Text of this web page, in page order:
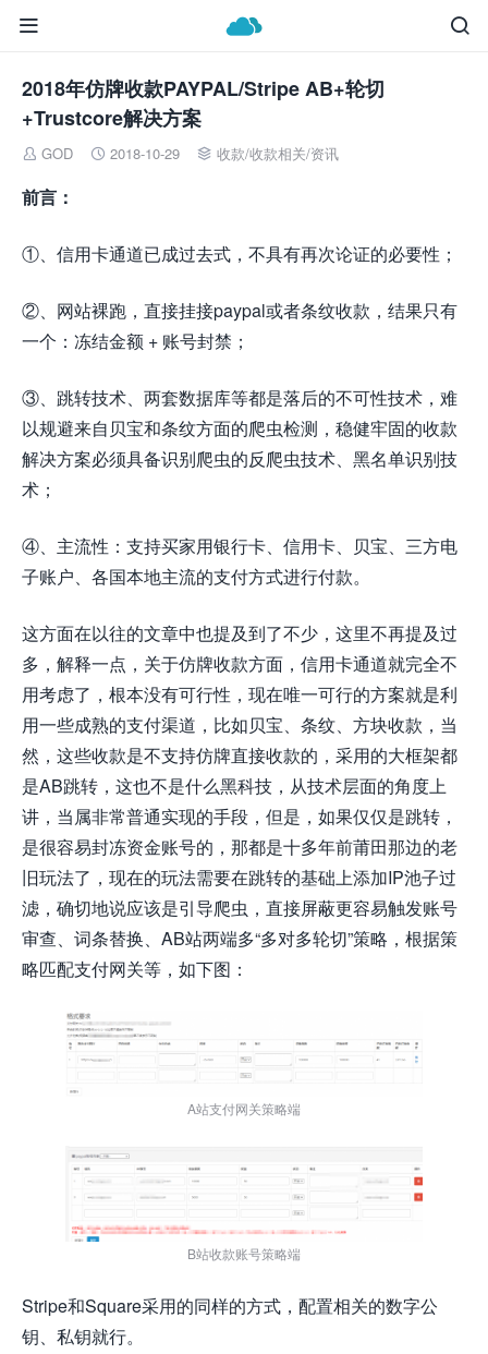


2018年仿牌收款PAYPAL/Stripe AB+轮切
+Trustcore解决方案
 GOD  2018-10-29  收款/收款相关/资讯
前言：
①、信用卡通道已成过去式，不具有再次论证的必要性；
②、网站裸跑，直接挂接paypal或者条纹收款，结果只有
一个：冻结金额 + 账号封禁；
③、跳转技术、两套数据库等都是落后的不可性技术，难
以规避来自贝宝和条纹方面的爬虫检测，稳健牢固的收款
解决方案必须具备识别爬虫的反爬虫技术、黑名单识别技
术；
④、主流性：支持买家用银行卡、信用卡、贝宝、三方电
子账户、各国本地主流的支付方式进行付款。
这方面在以往的文章中也提及到了不少，这里不再提及过
多，解释一点，关于仿牌收款方面，信用卡通道就完全不
用考虑了，根本没有可行性，现在唯一可行的方案就是利
用一些成熟的支付渠道，比如贝宝、条纹、方块收款，当
然，这些收款是不支持仿牌直接收款的，采用的大框架都
是AB跳转，这也不是什么黑科技，从技术层面的角度上
讲，当属非常普通实现的手段，但是，如果仅仅是跳转，
是很容易封冻资金账号的，那都是十多年前莆田那边的老
旧玩法了，现在的玩法需要在跳转的基础上添加IP池子过
滤，确切地说应该是引导爬虫，直接屏蔽更容易触发账号
审查、词条替换、AB站两端多“多对多轮切”策略，根据策
略匹配支付网关等，如下图：
A站支付网关策略端
B站收款账号策略端
Stripe和Square采用的同样的方式，配置相关的数字公
钥、私钥就行。